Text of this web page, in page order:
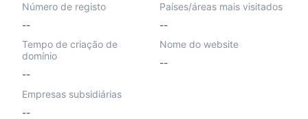
Número de registo
--
Países/áreas mais visitados
--
Tempo de criação de
domínio
--
Nome do website
--
Empresas subsidiárias
--